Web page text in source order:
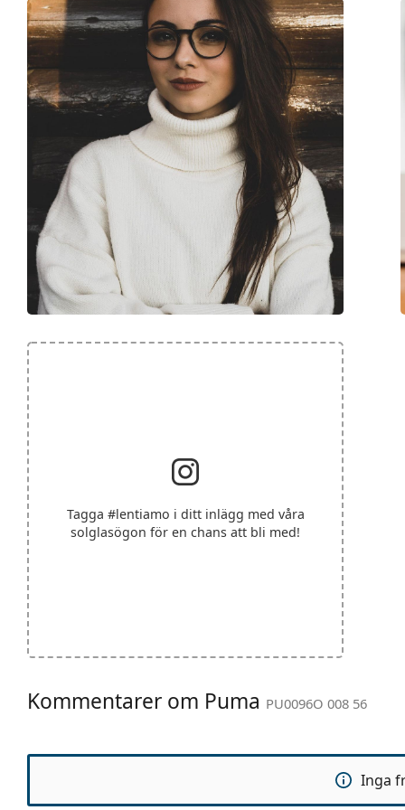
Tagga #lentiamo i ditt inlägg med våra
solglasögon för en chans att bli med!
Kommentarer om Puma PU0096O 008 56
Inga